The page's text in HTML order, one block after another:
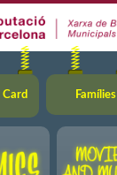
Famílies